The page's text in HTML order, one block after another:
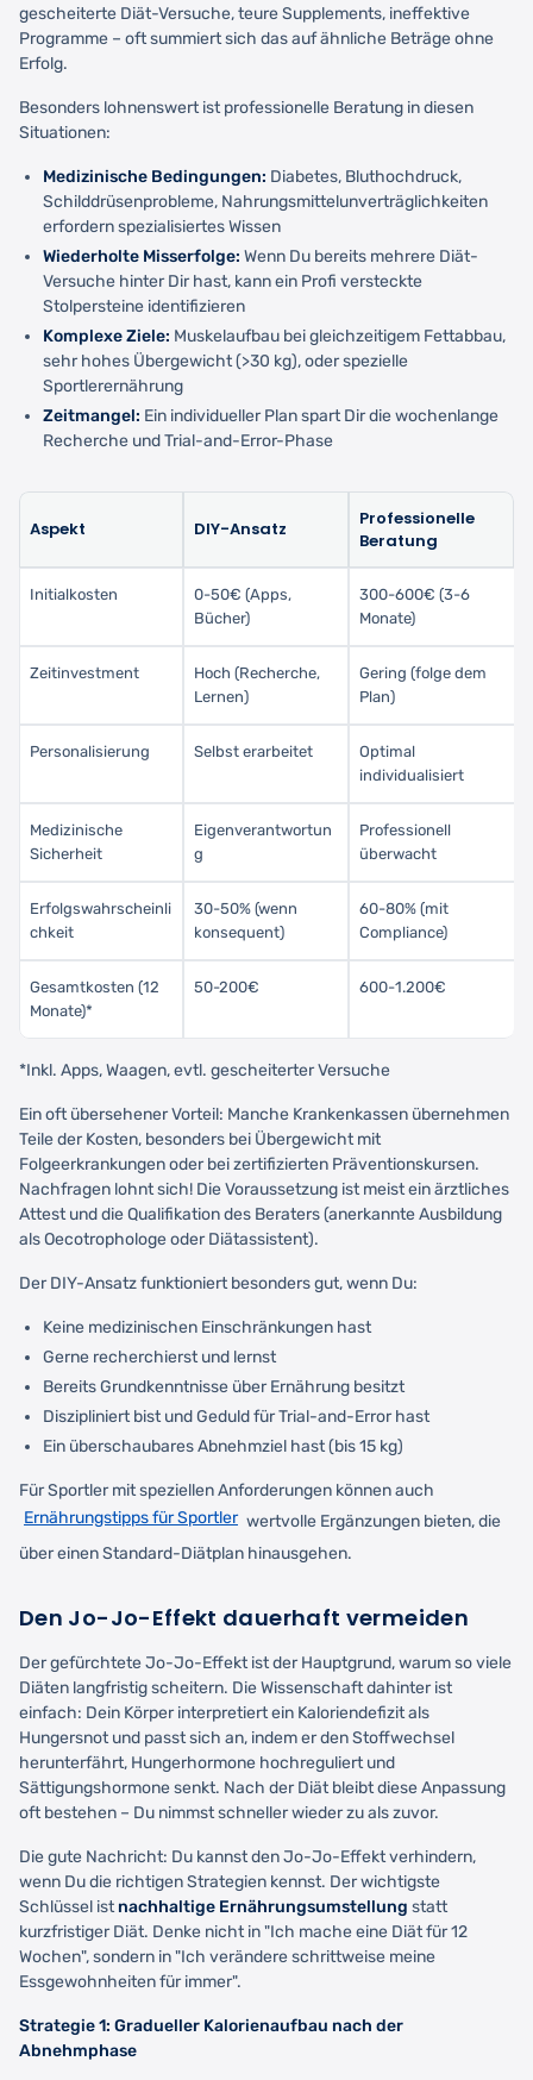
gescheiterte Diät-Versuche, teure Supplements, ineffektive
Programme – oft summiert sich das auf ähnliche Beträge ohne
Erfolg.
Besonders lohnenswert ist professionelle Beratung in diesen
Situationen:
Medizinische Bedingungen: Diabetes, Bluthochdruck,
Schilddrüsenprobleme, Nahrungsmittelunverträglichkeiten
erfordern spezialisiertes Wissen
Wiederholte Misserfolge: Wenn Du bereits mehrere Diät-
Versuche hinter Dir hast, kann ein Profi versteckte
Stolpersteine identifizieren
Komplexe Ziele: Muskelaufbau bei gleichzeitigem Fettabbau,
sehr hohes Übergewicht (>30 kg), oder spezielle
Sportlerernährung
Zeitmangel: Ein individueller Plan spart Dir die wochenlange
Recherche und Trial-and-Error-Phase
Aspekt DIY-Ansatz
Professionelle
Beratung
Initialkosten
0-50€ (Apps,
Bücher)
300-600€ (3-6
Monate)
Zeitinvestment
Hoch (Recherche,
Lernen)
Gering (folge dem
Plan)
Personalisierung Selbst erarbeitet
Optimal
individualisiert
Medizinische
Sicherheit
Eigenverantwortun
g
Professionell
überwacht
Erfolgswahrscheinli
chkeit
30-50% (wenn
konsequent)
60-80% (mit
Compliance)
Gesamtkosten (12
Monate)*
50-200€ 600-1.200€
*Inkl. Apps, Waagen, evtl. gescheiterter Versuche
Ein oft übersehener Vorteil: Manche Krankenkassen übernehmen
Teile der Kosten, besonders bei Übergewicht mit
Folgeerkrankungen oder bei zertifizierten Präventionskursen.
Nachfragen lohnt sich! Die Voraussetzung ist meist ein ärztliches
Attest und die Qualifikation des Beraters (anerkannte Ausbildung
als Oecotrophologe oder Diätassistent).
Der DIY-Ansatz funktioniert besonders gut, wenn Du:
Keine medizinischen Einschränkungen hast
Gerne recherchierst und lernst
Bereits Grundkenntnisse über Ernährung besitzt
Diszipliniert bist und Geduld für Trial-and-Error hast
Ein überschaubares Abnehmziel hast (bis 15 kg)
Für Sportler mit speziellen Anforderungen können auch
Ernährungstipps für Sportler wertvolle Ergänzungen bieten, die
über einen Standard-Diätplan hinausgehen.
Den Jo-Jo-Effekt dauerhaft vermeiden
Der gefürchtete Jo-Jo-Effekt ist der Hauptgrund, warum so viele
Diäten langfristig scheitern. Die Wissenschaft dahinter ist
einfach: Dein Körper interpretiert ein Kaloriendefizit als
Hungersnot und passt sich an, indem er den Stoffwechsel
herunterfährt, Hungerhormone hochreguliert und
Sättigungshormone senkt. Nach der Diät bleibt diese Anpassung
oft bestehen – Du nimmst schneller wieder zu als zuvor.
Die gute Nachricht: Du kannst den Jo-Jo-Effekt verhindern,
wenn Du die richtigen Strategien kennst. Der wichtigste
Schlüssel istnachhaltige Ernährungsumstellung statt
kurzfristiger Diät. Denke nicht in "Ich mache eine Diät für 12
Wochen", sondern in "Ich verändere schrittweise meine
Essgewohnheiten für immer".
Strategie 1: Gradueller Kalorienaufbau nach der
Abnehmphase